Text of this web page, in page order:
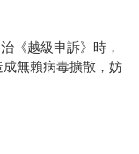
《越級申訴》時，
無賴病毒擴散，妨